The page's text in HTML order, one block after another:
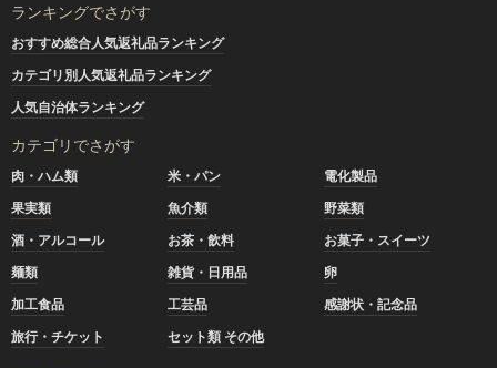
ランキングでさがす
おすすめ総合人気返礼品ランキング
カテゴリ別人気返礼品ランキング
人気自治体ランキング
カテゴリでさがす
肉・ハム類 米・パン
電化製品
果実類
魚介類
野菜類
酒・アルコール
お茶・飲料
お菓子・スイーツ
麺類
雑貨・日用品
卵
加工食品
工芸品
感謝状・記念品
旅行・チケット
セット類 その他